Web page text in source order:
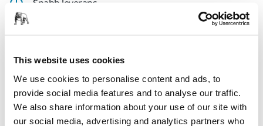
This website uses cookies
We use cookies to personalise content and ads, to
provide social media features and to analyse our traffic.
We also share information about your use of our site with
our social media, advertising and analytics partners who
Snabb leverans
Uppföljning av försändelse
Gör en retur enkelt på www.mirka.com/sv-
fi/support/returnera-en-vara/